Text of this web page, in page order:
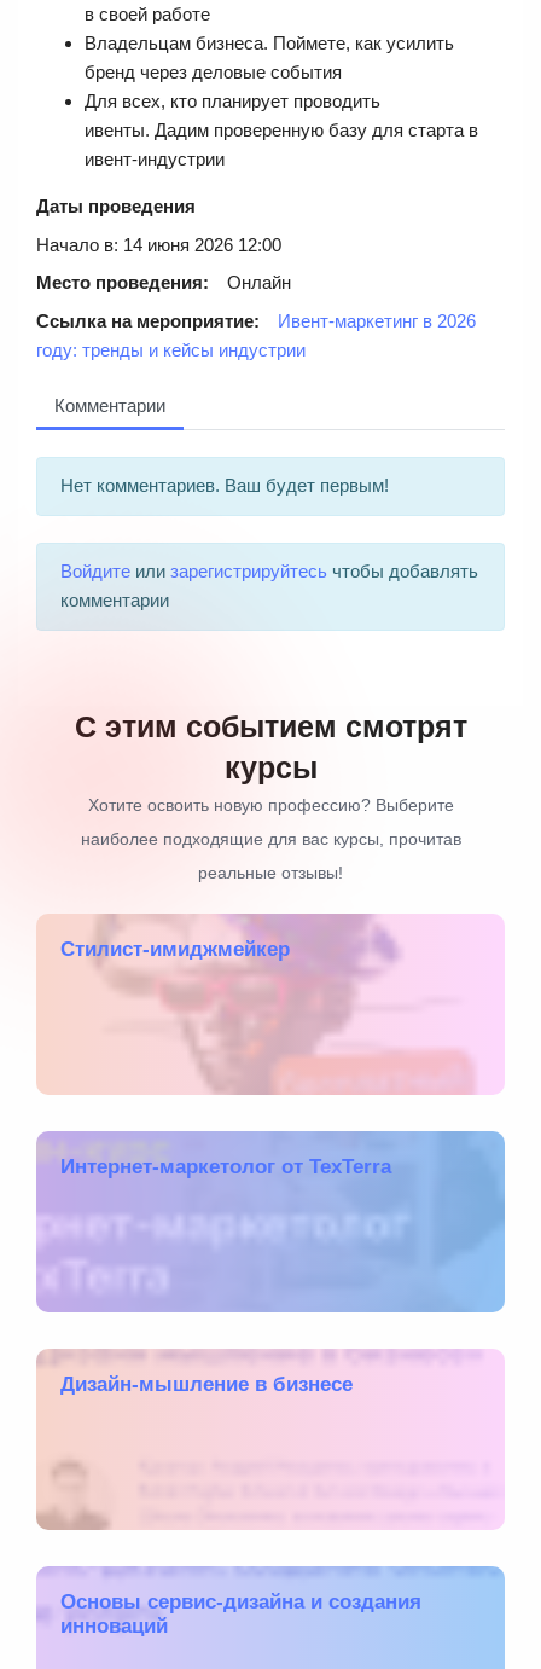
в своей работе
Владельцам бизнеса. Поймете, как усилить
бренд через деловые события
Для всех, кто планирует проводить
ивенты. Дадим проверенную базу для старта в
ивент-индустрии
Даты проведения
Начало в: 14 июня 2026 12:00
Место проведения:
Онлайн
Ссылка на мероприятие:
Ивент-маркетинг в 2026
году: тренды и кейсы индустрии
Комментарии
Нет комментариев. Ваш будет первым!
Войдитеили зарегистрируйтесь чтобы добавлять
комментарии
С этим событием смотрят
курсы
Хотите освоить новую профессию? Выберите
наиболее подходящие для вас курсы, прочитав
реальные отзывы!
Стилист-имиджмейкер
Интернет-маркетолог от TexTerra
Дизайн-мышление в бизнесе
Основы сервис-дизайна и создания
инноваций